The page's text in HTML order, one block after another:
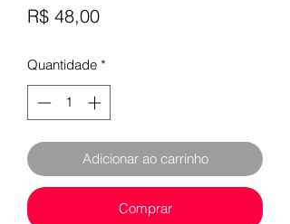
R$ 48,00Preço
Quantidade *
Adicionar ao carrinho
Comprar